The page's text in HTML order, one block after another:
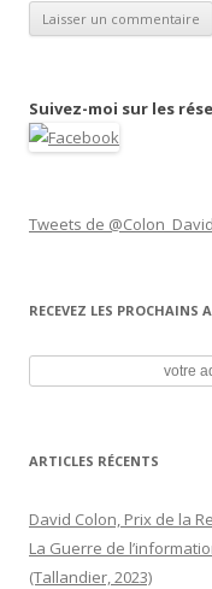
Suivez-moi sur les
Tweets de @Colon_David
RECEVEZ LES PROCHAINS
ARTICLES RÉCENTS
David Colon, Prix de la
La Guerre de
(Tallandier, 2023)